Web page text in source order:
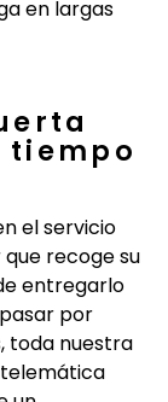
en largas
tiempo
el servicio
recoge su
entregarlo
por
toda nuestra